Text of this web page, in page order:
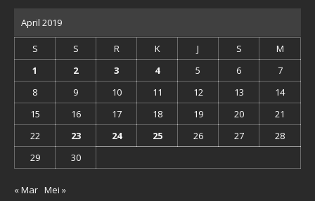
April 2019
S S R K J S
M
1
2 3 4 5 6
7
8
9 10 11 12 13
14
15
16 17 18 19 20
21
22
23 24 25 26 27
28
29
30
« Mar Mei »